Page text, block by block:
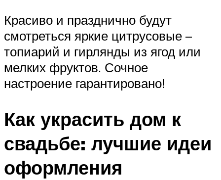
Красиво и празднично будут
смотреться яркие цитрусовые –
топиарий и гирлянды из ягод или
мелких фруктов. Сочное
настроение гарантировано!
Как украсить дом к
свадьбе: лучшие идеи
оформления